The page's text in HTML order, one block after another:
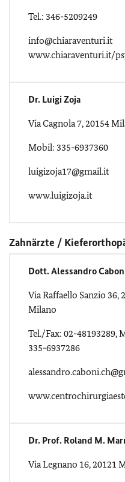
Tel.: 346-5209249
info@chiaraventuri.it
www.chiaraventuri.it/
Dr. Luigi Zoja
Via Cagnola 7, 20154
Mobil: 335-6937360
luigizoja17@gmail.it
www.luigizoja.it
Zahnärzte /
Dott. Alessandro
Via Raffaello Sanzio 36,
Milano
Tel./Fax: 02-48193289,
335-6937286
Dr. Prof. Roland M.
Via Legnano 16, 20121